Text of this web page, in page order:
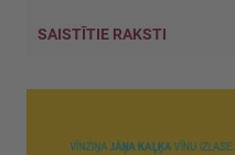
SAISTĪTIE RAKSTI